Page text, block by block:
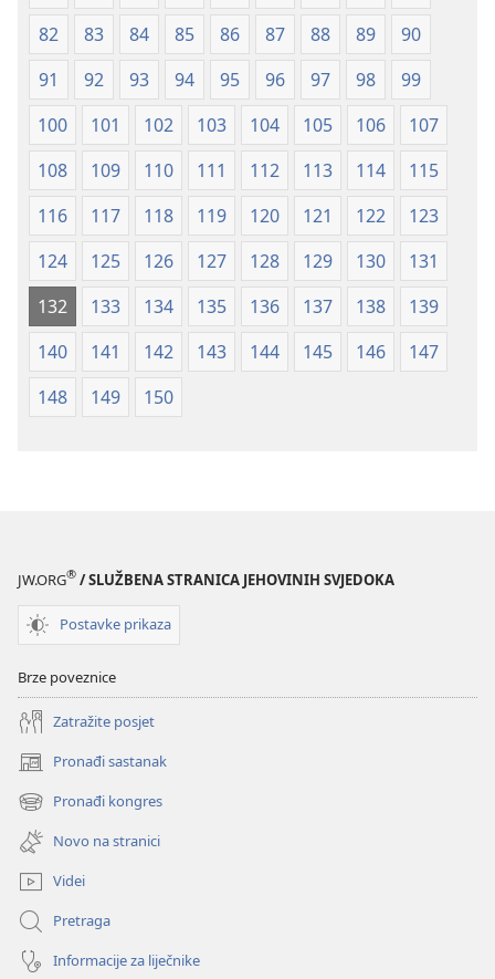
82
83 84 85 86 87 88 89
90
91
92 93 94 95 96 97 98
99
100
101 102 103 104 105 106
107
108
109 110 111 112 113 114
115
116
117 118 119 120 121 122
123
124
125 126 127 128 129 130
131
132
133 134 135 136 137 138
139
140
141 142 143 144 145 146
147
148
149 150
JW.ORG® / SLUŽBENA STRANICA JEHOVINIH SVJEDOKA
Postavke prikaza
Brze poveznice
Zatražite posjet
Pronađi sastanak
(otvara
se
novi
prozor)
Pronađi kongres
(otvara
se
novi
prozor)
Novo na stranici
Videi
Pretraga
Informacije za liječnike